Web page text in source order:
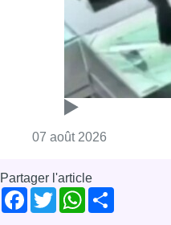
07 août 2026
Partager l'article
Facebook
TwitterWhatsApp